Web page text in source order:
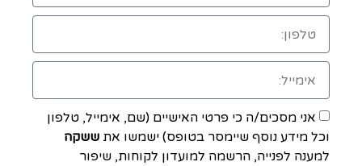
אני מסכים/ה כי פרטי האישיים (שם, אימייל, טלפון
וכל מידע נוסף שיימסר בטופס) ישמשו את ששקה
למענה לפנייה, הרשמה למועדון לקוחות, שיפור